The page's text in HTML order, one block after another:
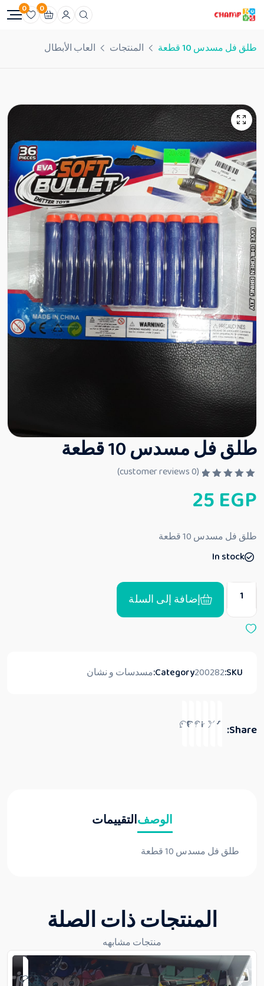
0
0
طلق فل مسدس 10 قطعة المنتجات العاب الأبطال
طلق فل مسدس 10 قطعة
م
ا
ي
م
ن
(
0
25EGP
طلق فل مسدس 10 قطعة
In stock
إضافة إلى السلة
SKU:
200282
Category: مسدسات و نشان
Share:
الوصفالتقييمات
طلق فل مسدس 10 قطعة
المنتجات ذات الصلة
منتجات مشابهه